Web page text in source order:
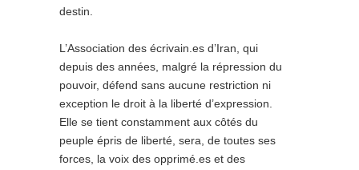
destin.
L’Association des écrivain.es d’Iran, qui
depuis des années, malgré la répression du
pouvoir, défend sans aucune restriction ni
exception le droit à la liberté d’expression.
Elle se tient constamment aux côtés du
peuple épris de liberté, sera, de toutes ses
forces, la voix des opprimé.es et des